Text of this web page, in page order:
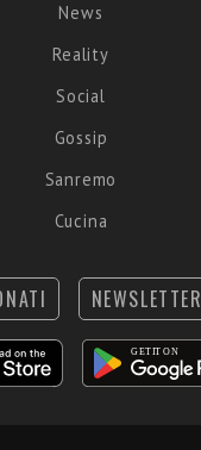
News
Reality
Social
Gossip
Sanremo
Cucina
NEWSLETTER